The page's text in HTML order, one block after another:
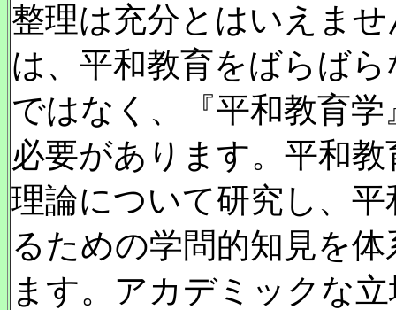
整理は充分とはいえま
は、平和教育をばらば
ではなく、『平和教育
必要があります。平和
理論について研究し、
るための学問的知見を
ます。アカデミックな